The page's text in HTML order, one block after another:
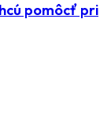
pomôcť pri